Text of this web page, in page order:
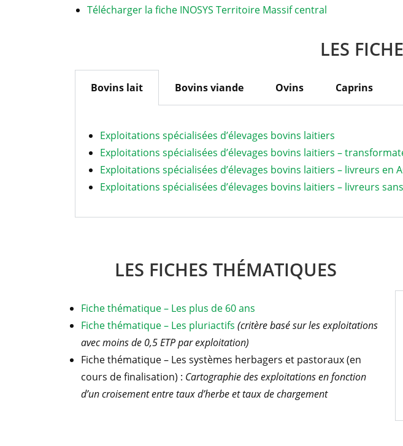
Télécharger la fiche INOSYS Territoire Massif central
LES
Bovins lait Bovins viande Ovins Caprins
Exploitations spécialisées d’élevages bovins laitiers
Exploitations spécialisées d’élevages bovins laitiers –
Exploitations spécialisées d’élevages bovins laitiers – livreurs en
Exploitations spécialisées d’élevages bovins laitiers – livreurs
LES FICHES THÉMATIQUES
Fiche thématique – Les plus de 60 ans
Fiche thématique – Les pluriactifs (critère basé sur les exploitations
avec moins de 0,5 ETP par exploitation)
Fiche thématique – Les systèmes herbagers et pastoraux (en
cours de finalisation) : Cartographie des exploitations en fonction
d’un croisement entre taux d’herbe et taux de chargement